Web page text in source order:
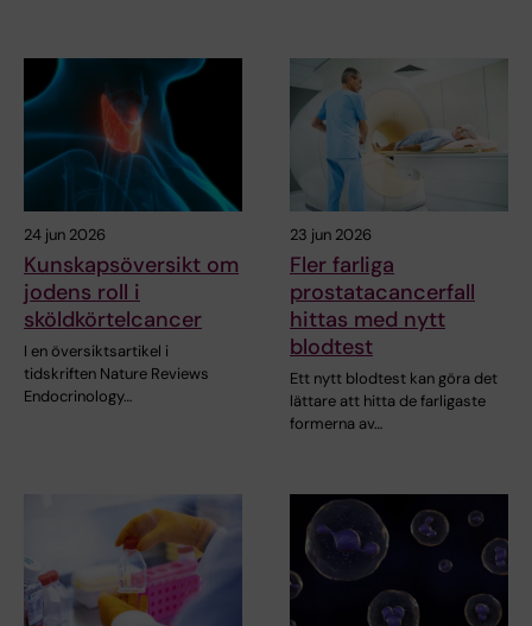
24 jun 2026
Kunskapsöversikt om
jodens roll i
sköldkörtelcancer
I en översiktsartikel i
tidskriften Nature Reviews
Endocrinology…
23 jun 2026
Fler farliga
prostatacancerfall
hittas med nytt
blodtest
Ett nytt blodtest kan göra det
lättare att hitta de farligaste
formerna av…